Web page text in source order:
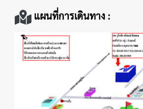
แผนที่การเดินทาง :